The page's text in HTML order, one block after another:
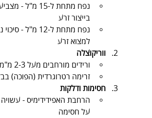
נפח מתחת ל-15
בייצור זרע
נפח מתחת ל-12 מ"ל -
למצוא זרע
ווריקוצלה
ורידים מורחבים מעל 2-3 מ"מ
זרימה רטרוגרדית (הפוכה)
חסימות ודלקות
הרחבת האפידידימיס -
על חסימה